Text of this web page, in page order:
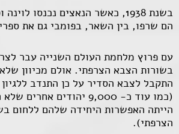
בשנת 1938, כאשר הנאצים נכנסו
הם שרפו, בין השאר, בפומבי גם את
עם פרוץ מלחמת העולם השנייה עבר
בשורות הצבא הצרפתי. אולם מכיוון
התקבל לצבא הסדיר על כן התנדב
(כמו עוד כ- 9,000 יהודים
הייתה האפשרות היחידה שלהם ללחום
הצרפתי).